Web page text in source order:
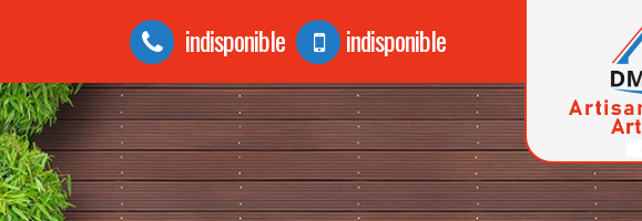
indisponible indisponible